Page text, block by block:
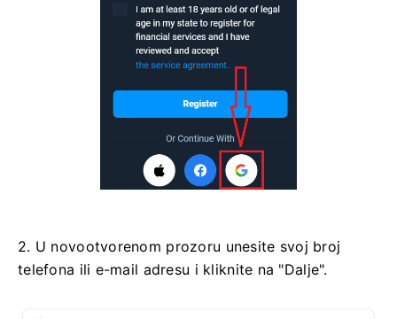
2. U novootvorenom prozoru unesite svoj broj
telefona ili e-mail adresu i kliknite na "Dalje".